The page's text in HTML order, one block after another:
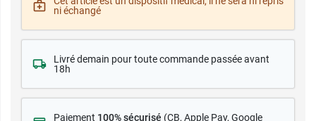
ni échangé
Livré demain pour toute commande passée avant
18h
Paiement 100% sécurisé (CB, Apple Pay, Google